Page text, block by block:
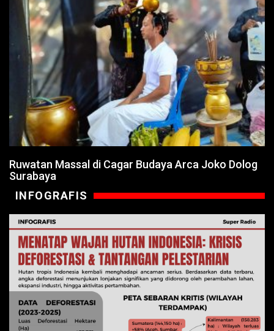
Ruwatan Massal di Cagar Budaya Arca Joko Dolog
Surabaya
INFOGRAFIS